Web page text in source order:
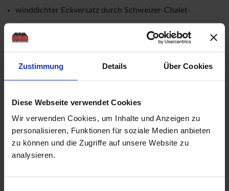
Zustimmung Details Über Cookies
Diese Webseite verwendet Cookies
Wir verwenden Cookies, um Inhalte und Anzeigen zu
personalisieren, Funktionen für soziale Medien anbieten
zu können und die Zugriffe auf unsere Website zu
analysieren.
winddichter Eckversatz durch Schweizer-Chalet-
Dachsparren in 60 mm x 160 mm
Rahmenaußenmaße des Fensters: Breite: 0,73 mtr. x
Höhe: 0,91 mtr.
Tür mit einer niedrigen Metallschwelle (keine